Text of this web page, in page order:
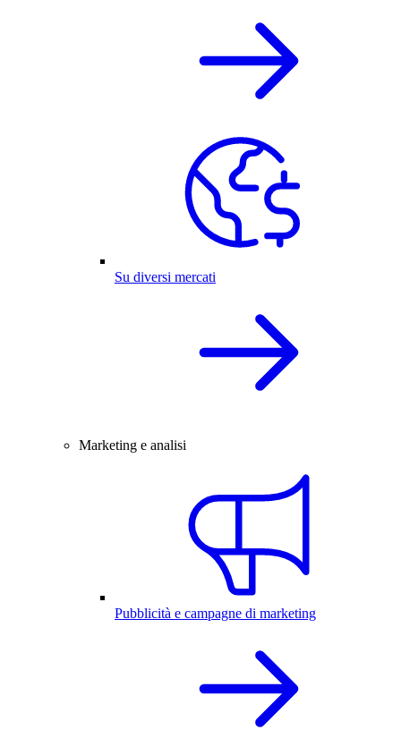
Su diversi mercati
Marketing e analisi
Pubblicità e campagne di marketing